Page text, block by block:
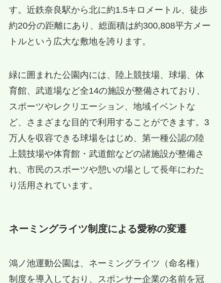
す。近鉄奈良駅から北に約1.5キロメートル、徒歩
約20分の距離にあり、総面積は約300,808平方メー
トルという広大な敷地を誇ります。
緑に囲まれた公園内には、陸上競技場、球場、体
育館、武道場など全14の施設が整備されており、
スポーツやレクリエーション、地域イベントな
ど、さまざまな目的で利用することができます。3
万人を収容できる球場をはじめ、第一種公認の陸
上競技場や体育館・武道館などの諸施設が整備さ
れ、市民のスポーツや憩いの場として長年にわた
り活用されています。
ネーミングライツ制度による愛称の変遷
鴻ノ池運動公園は、ネーミングライツ（命名権）
制度を導入しており、スポンサー企業の名前を冠